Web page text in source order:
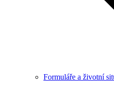
Formuláře a životní